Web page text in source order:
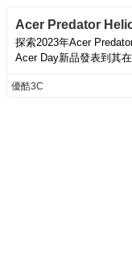
探索2023年Acer
Acer Day新品發表到其
優酷3C